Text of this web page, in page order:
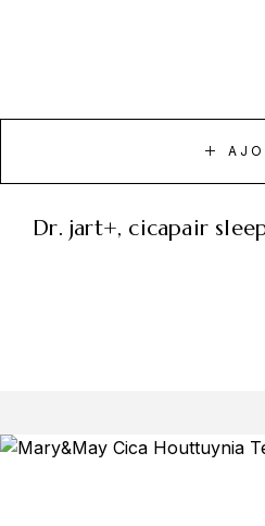
dr. jart+, cicapair